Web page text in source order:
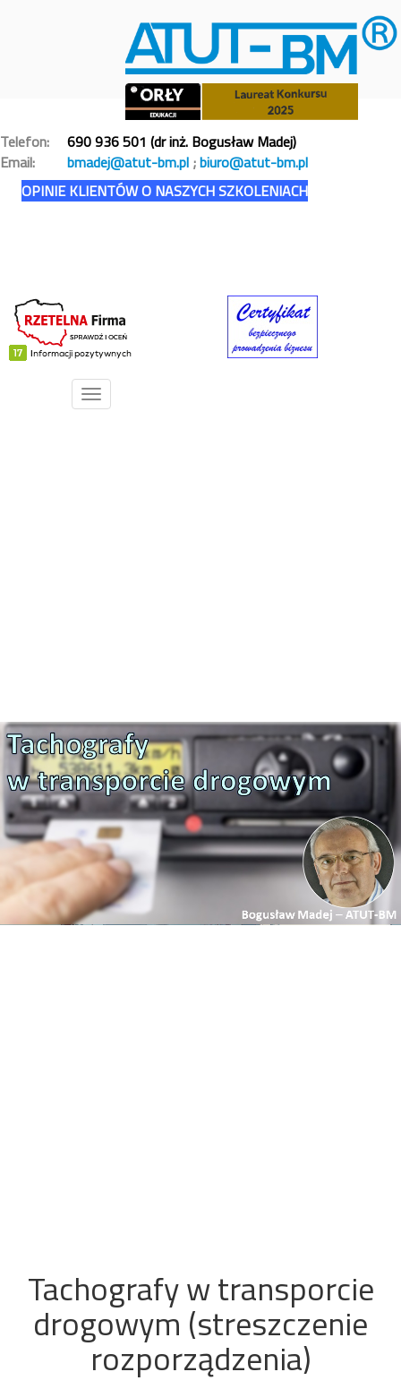
Telefon:
690 936 501 (dr inż. Bogusław Madej)
Email: bmadej@atut-bm.pl ;biuro@atut-bm.pl
OPINIE KLIENTÓW O NASZYCH SZKOLENIACH
Tachografy w transporcie
drogowym (streszczenie
rozporządzenia)